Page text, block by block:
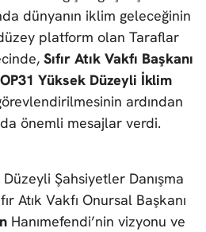
dünyanın iklim geleceğinin
platform olan Taraflar
Sıfır Atık Vakfı Başkanı
Yüksek Düzeyli İklim
ardından
önemli mesajlar verdi.
Düzeyli Şahsiyetler Danışma
Atık Vakfı Onursal Başkanı
Hanımefendi’nin vizyonu ve